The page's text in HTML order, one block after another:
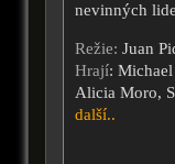
nevinných
Režie: Juan
Hrají:
Alicia Moro,
další..